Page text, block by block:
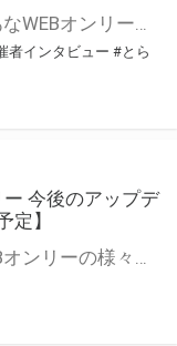
こんにちは、とらのあなWEBオンリー運営スタッフです。 新たにお届けする、イベント主催者インタビュー-マルシェ編-は、 とらのあなWEBオンリー「マルシェ」をご利用した主催様に 「マルシェ」を使って開催した感想や心がけをお聞きする企画です。 今回は、WEBオンリー開催7回目迎えた「マレシルプラン – Online7 –」より、 主催の玉川うた様にお話を伺いました。 ▼マレシルプランのインタビュー前回記事 「イベント主催者インタビュー vol.6」はこちら 協力：玉川うた様（マレシルプラン実行委員会 代表）／イベント公式Twitter（@mallesil_plan） とらのあなWEBオンリー「マルシェ」とは？ WEBオンリーでリアルタイムでコミュニケーションがとれるオンライン会場です。
者インタビュー #とら
ー 今後のアップデ
定】
とらのあなでは、WEBオンリーの様々な支援を実施しています。 今回は2021年9月に実装を予定しているアップデート情報についてご紹介いたします。 とらのあなWEBオンリーサイトはこちら